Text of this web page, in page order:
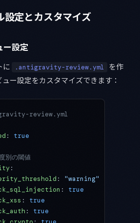
設定とカスタマイズ
ー設定
に .antigravity-review.yml
を作
ー設定をカスタマイズできます：
review.yml
: true
別の閾値
:
: "warning"
: true
: true
: true